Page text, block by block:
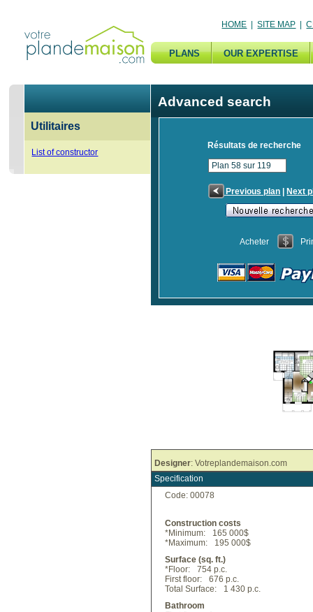
HOME SITE MAP
PLANS OUR EXPERTISE
Utilitaires
List of constructor
Advanced search
Résultats de recherche
Plan 58 sur 119
Previous plan Next
Acheter
Designer: Votreplandemaison.com
Specification
Code: 00078
Construction costs
*Minimum:
165 000$
*Maximum:
195 000$
Surface (sq. ft.)
*Floor:
754 p.c.
First floor:
676 p.c.
Total Surface:
1 430 p.c.
Bathroom